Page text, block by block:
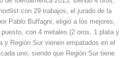
con 29 trabajos, el jurado de la
Pablo Buffagni, eligió a los mejores,
con 4 metales (2 oros, 1 plata y
y Región Sur vienen empatados en el
uno, siendo que Región Sur tiene